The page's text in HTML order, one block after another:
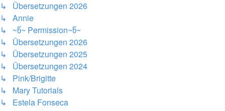
↳ Übersetzungen 2026
↳ Annie
↳ ~წ~ Permission~წ~
↳ Übersetzungen 2026
↳ Übersetzungen 2025
↳ Übersetzungen 2024
↳ Pink/Brigitte
↳ Mary Tutorials
↳ Estela Fonseca